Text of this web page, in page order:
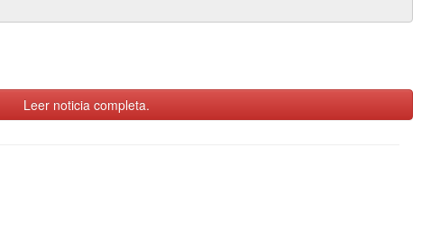
Leer noticia completa.